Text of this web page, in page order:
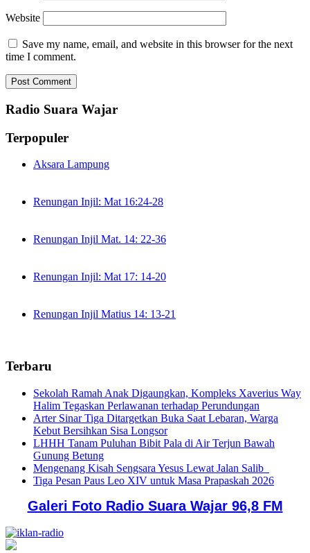
Website
Save my name, email, and website in this browser for the next
time I comment.
Radio Suara Wajar
Terpopuler
Aksara Lampung
Renungan Injil: Mat 16:24-28
Renungan Injil Mat. 14: 22-36
Renungan Injil: Mat 17: 14-20
Renungan Injil Matius 14: 13-21
Terbaru
Sekolah Ramah Anak Digaungkan, Kompleks Xaverius Way
Halim Tegaskan Perlawanan terhadap Perundungan
Arter Sinar Tiga Ditargetkan Buka Saat Lebaran, Warga
Kebut Bersihkan Sisa Longsor
LHHH Tanam Puluhan Bibit Pala di Air Terjun Bawah
Gunung Betung
Mengenang Kisah Sengsara Yesus Lewat Jalan Salib
Tiga Pesan Paus Leo XIV untuk Masa Prapaskah 2026
Galeri Foto Radio Suara Wajar 96,8 FM